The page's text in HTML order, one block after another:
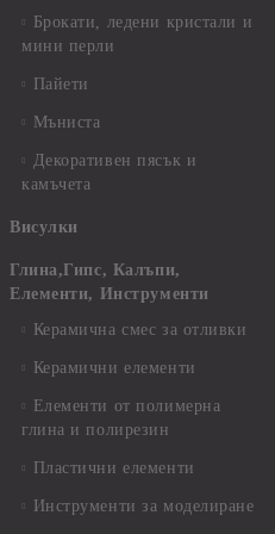
Брокати, ледени кристали и
мини перли
Пайети
Мъниста
Декоративен пясък и
камъчета
Висулки
Глина,Гипс, Калъпи,
Елементи, Инструменти
Керамична смес за отливки
Керамични елементи
Елементи от полимерна
глина и полирезин
Пластични елементи
Инструменти за моделиране